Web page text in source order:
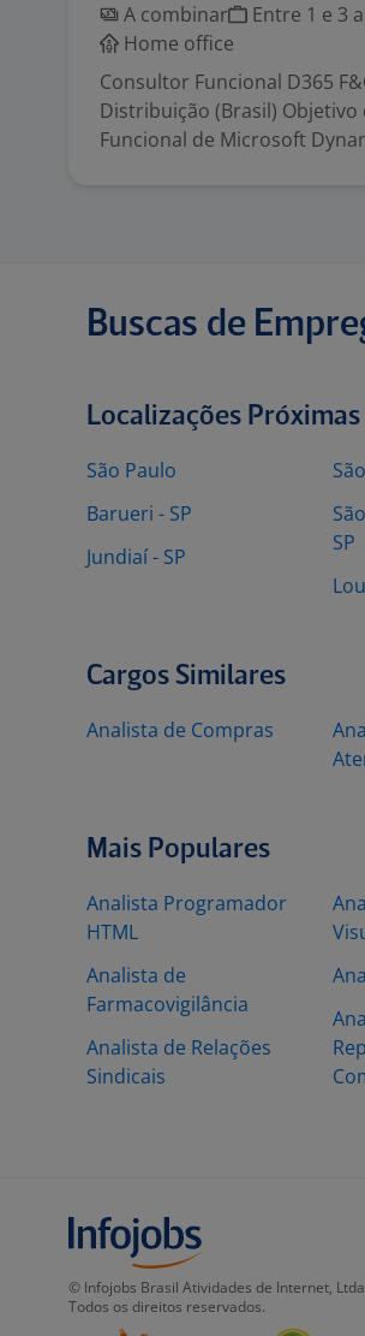
A combinar
Entre 1 e 3
Home office
Consultor Funcional D365
Distribuição (Brasil)
Funcional de Microsoft
Buscas de
Localizações Próximas
São Paulo
Barueri - SP
Jundiaí - SP
SP
Cargos Similares
Analista de Compras
Mais Populares
Analista Programador
HTML
Analista de
Farmacovigilância
Analista de Relações
Sindicais
© Infojobs Brasil Atividades de Internet,
Todos os direitos reservados.